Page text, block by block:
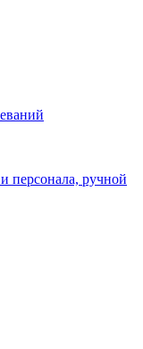
персонала, ручной